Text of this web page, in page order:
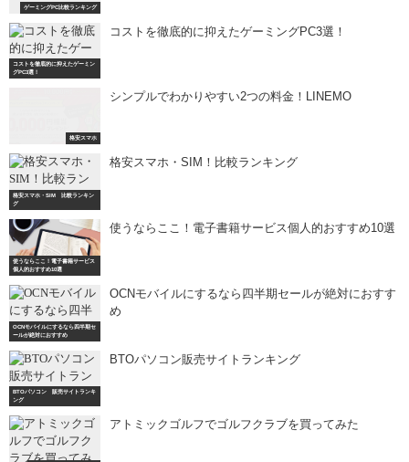
ゲーミングPC比較ランキング
コストを徹底的に抑えたゲーミン
グPC3選！
コストを徹底的に抑えたゲーミングPC3選！
格安スマホ
シンプルでわかりやすい2つの料金！LINEMO
格安スマホ・SIM 比較ランキン
グ
格安スマホ・SIM！比較ランキング
使うならここ！電子書籍サービス
個人的おすすめ10選
使うならここ！電子書籍サービス個人的おすすめ10選
OCNモバイルにするなら四半期セ
ールが絶対におすすめ
OCNモバイルにするなら四半期セールが絶対におすす
め
BTOパソコン 販売サイトランキ
ング
BTOパソコン販売サイトランキング
アトミックゴルフでゴルフクラブを買ってみた